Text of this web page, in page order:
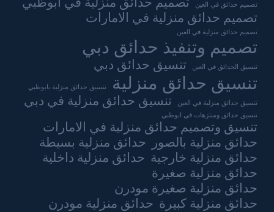
تصميم حدائق في العين
تصميم حدائق منزلية في الامارات
تصميم حدائق منزلية في العين
تصميم وتنفيذ حدائق دبي
تنسيق الحدائق في العين تنسيق حدائق دبي
تنسيق حدائق منزلية تنسيق حدائق منزلية بابوظبي
تنسيق حدائق منزلية في العين تنسيق حدائق منزلية في دبي
تنسيق حدائق ومنتزهات في ابوظبي
تنسيق وتصميم حدائق منزلية في الامارات
حدائق منزلية بالصور
حدائق منزلية بسيطة
حدائق منزلية خارجية حدائق منزلية داخلية
حدائق منزلية صغيرة
حدائق منزلية صغيرة مودرن
حدائق منزلية كبيرة حدائق منزلية مودرن